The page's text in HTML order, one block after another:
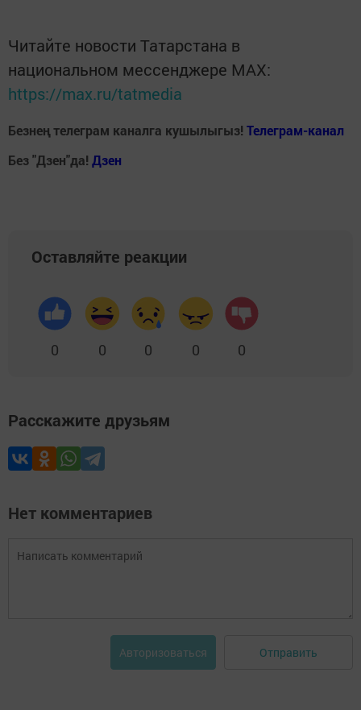
Читайте новости Татарстана в
национальном мессенджере MАХ:
https://max.ru/tatmedia
Безнең телеграм каналга кушылыгыз! Телеграм-канал
Без "Дзен"да! Дзен
Оставляйте реакции
0 0 0 0 0
Расскажите друзьям
Нет комментариев
Авторизоваться Отправить